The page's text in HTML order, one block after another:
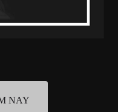
NAY